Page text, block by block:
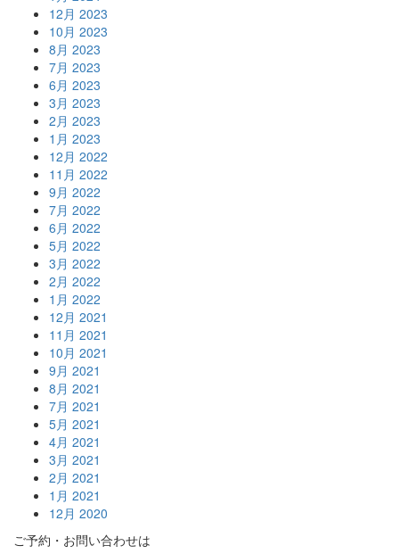
12月 2023
10月 2023
8月 2023
7月 2023
6月 2023
3月 2023
2月 2023
1月 2023
12月 2022
11月 2022
9月 2022
7月 2022
6月 2022
5月 2022
3月 2022
2月 2022
1月 2022
12月 2021
11月 2021
10月 2021
9月 2021
8月 2021
7月 2021
5月 2021
4月 2021
3月 2021
2月 2021
1月 2021
12月 2020
ご予約・お問い合わせは